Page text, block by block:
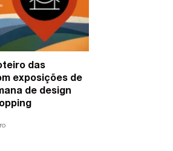
das
exposições de
de design